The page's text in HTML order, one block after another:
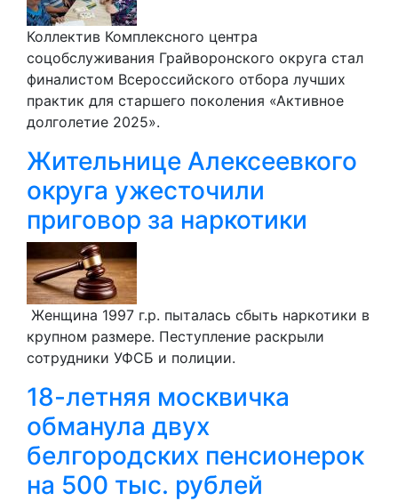
Коллектив Комплексного центра
соцобслуживания Грайворонского округа стал
финалистом Всероссийского отбора лучших
практик для старшего поколения «Активное
долголетие 2025».
Жительнице Алексеевкого
округа ужесточили
приговор за наркотики
Женщина 1997 г.р. пыталась сбыть наркотики в
крупном размере. Пеступление раскрыли
сотрудники УФСБ и полиции.
18-летняя москвичка
обманула двух
белгородских пенсионерок
на 500 тыс. рублей